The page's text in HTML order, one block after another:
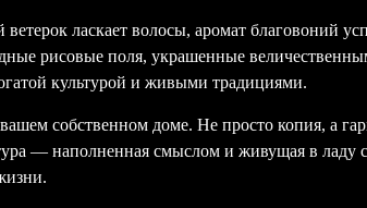
ласкает волосы, аромат благовоний
рисовые поля, украшенные
культурой и живыми традициями.
собственном доме. Не просто копия, а
— наполненная смыслом и живущая в ладу